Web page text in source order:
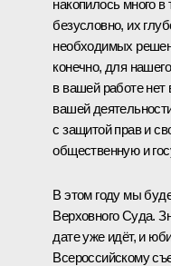
накопилось много
безусловно, их
необходимых
конечно, для
в вашей работе нет
вашей
с защитой прав и
общественную и
В этом году мы
Верховного Суда.
дате уже идёт, и
Всероссийскому